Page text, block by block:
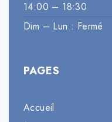
14:00 – 18:30
Dim – Lun : Fermé
PAGES
Accueil